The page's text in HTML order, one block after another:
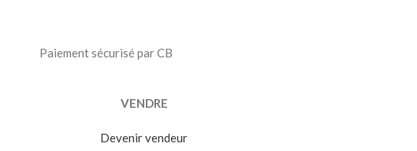
Paiement sécurisé par CB
VENDRE
Devenir vendeur